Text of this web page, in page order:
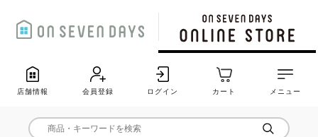
店舗情報 会員登録 ログイン カート メニュー